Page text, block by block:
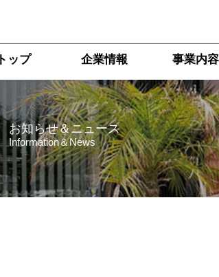
お知らせ＆ニュース
Information＆News
トップ 企業情報 事業内容